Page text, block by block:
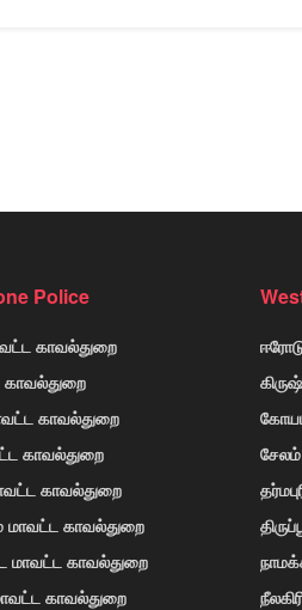
Police
காவல்துறை
காவல்துறை
காவல்துறை
காவல்துறை
காவல்துறை
மாவட்ட காவல்துறை
மாவட்ட காவல்துறை
காவல்துறை